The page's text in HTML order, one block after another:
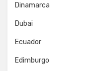
Dinamarca
Dubai
Ecuador
Edimburgo